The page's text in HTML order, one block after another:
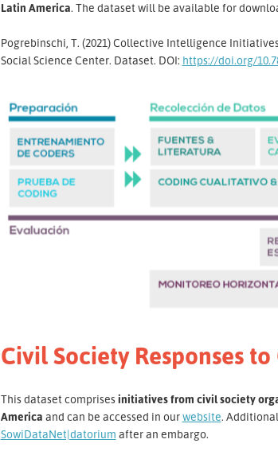
Latin America. The dataset will be available for
Pogrebinschi, T. (2021) Collective Intelligence
Social Science Center. Dataset. DOI: https://doi.org/
Civil Society Responses
This dataset comprisesinitiatives from civil society
America and can be accessed in ourwebsite.
SowiDataNet|datorium after an embargo.